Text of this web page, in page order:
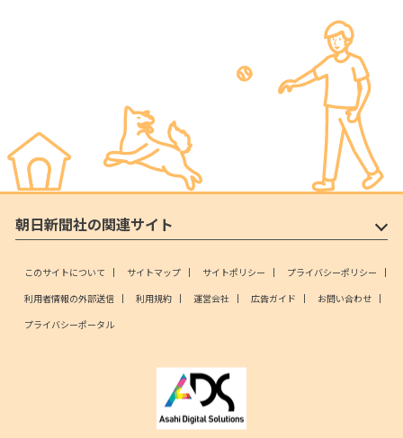
朝日新聞社の関連サイト
このサイトについて サイトマップ サイトポリシー
プライバシーポリシー
利用者情報の外部送信
利用規約 運営会社 広告ガイド
お問い合わせ
プライバシーポータル